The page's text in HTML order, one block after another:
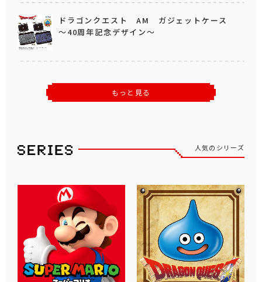
ドラゴンクエスト AM ガジェットケース
～40周年記念デザイン～
もっと見る
人気のシリーズ